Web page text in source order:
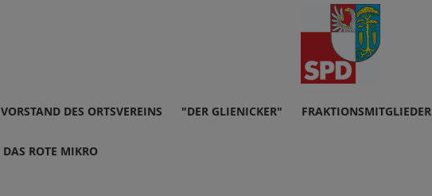
VORSTAND DES ORTSVEREINS "DER GLIENICKER" FRAKTIONSMITGLIEDER
DAS ROTE MIKRO